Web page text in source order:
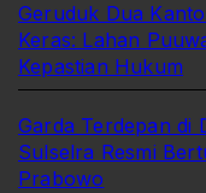
Geruduk Dua
Keras: Lahan
Kepastian Hukum
Garda Terdepan di
Sulselra Resmi
Prabowo